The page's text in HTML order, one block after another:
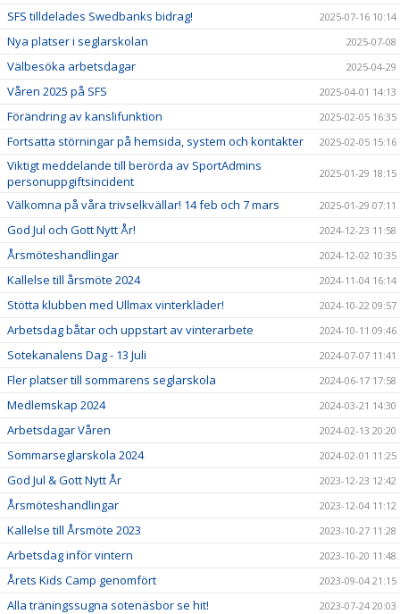
SFS tilldelades Swedbanks bidrag! 2025-07-16 10:14
Nya platser i seglarskolan 2025-07-08
Välbesöka arbetsdagar 2025-04-29
Våren 2025 på SFS 2025-04-01 14:13
Förändring av kanslifunktion 2025-02-05 16:35
Fortsatta störningar på hemsida, system och kontakter 2025-02-05 15:16
Viktigt meddelande till berörda av SportAdmins
personuppgiftsincident
2025-01-29 18:15
Välkomna på våra trivselkvällar! 14 feb och 7 mars 2025-01-29 07:11
God Jul och Gott Nytt År! 2024-12-23 11:58
Årsmöteshandlingar 2024-12-02 10:35
Kallelse till årsmöte 2024 2024-11-04 16:14
Stötta klubben med Ullmax vinterkläder! 2024-10-22 09:57
Arbetsdag båtar och uppstart av vinterarbete 2024-10-11 09:46
Sotekanalens Dag - 13 Juli 2024-07-07 11:41
Fler platser till sommarens seglarskola 2024-06-17 17:58
Medlemskap 2024 2024-03-21 14:30
Arbetsdagar Våren 2024-02-13 20:20
Sommarseglarskola 2024 2024-02-01 11:25
God Jul & Gott Nytt År 2023-12-23 12:42
Årsmöteshandlingar 2023-12-04 11:12
Kallelse till Årsmöte 2023 2023-10-27 11:28
Arbetsdag inför vintern 2023-10-20 11:48
Årets Kids Camp genomfört 2023-09-04 21:15
Alla träningssugna sotenäsbor se hit! 2023-07-24 20:03